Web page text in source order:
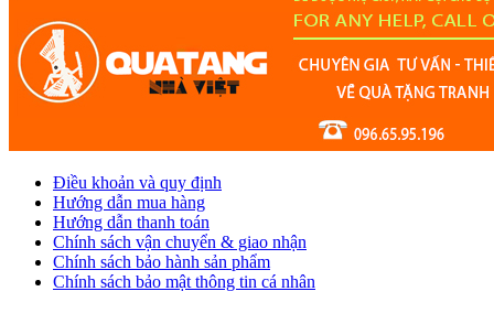
Điều khoản và quy định
Hướng dẫn mua hàng
Hướng dẫn thanh toán
Chính sách vận chuyển & giao nhận
Chính sách bảo hành sản phẩm
Chính sách bảo mật thông tin cá nhân